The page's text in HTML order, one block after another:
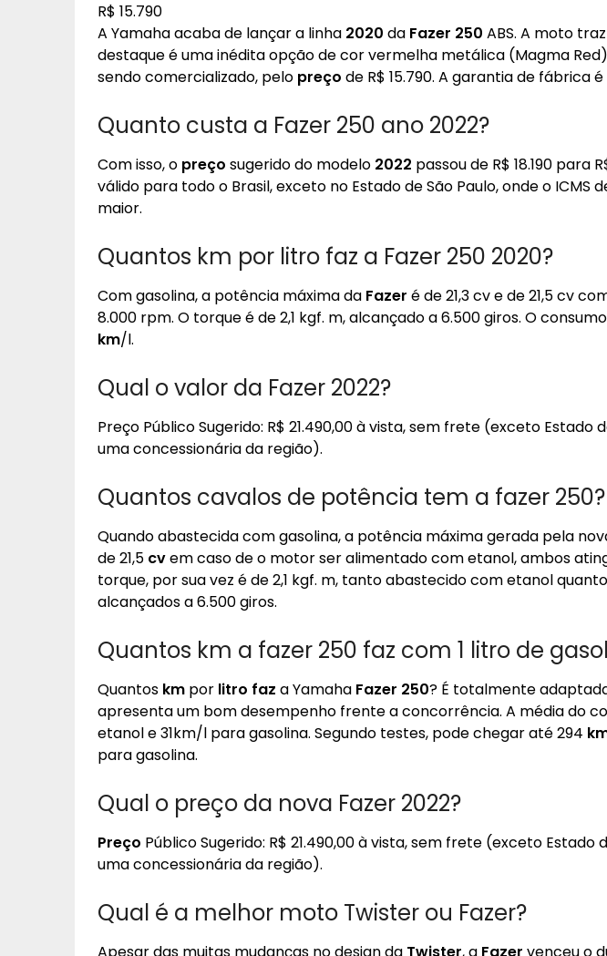
R$ 15.790
A Yamaha acaba de lançar a linha 2020 da Fazer 250 ABS. A moto
destaque é uma inédita opção de cor vermelha metálica (Magma
sendo comercializado, pelo preço de R$ 15.790. A garantia de fábrica
Quanto custa a Fazer 250 ano 2022?
Com isso, o preço sugerido do modelo 2022 passou de R$ 18.190 para
válido para todo o Brasil, exceto no Estado de São Paulo, onde o ICMS
maior.
Quantos km por litro faz a Fazer 250 2020?
Com gasolina, a potência máxima da Fazer é de 21,3 cv e de 21,5 cv
8.000 rpm. O torque é de 2,1 kgf. m, alcançado a 6.500 giros. O
km/l.
Qual o valor da Fazer 2022?
Preço Público Sugerido: R$ 21.490,00 à vista, sem frete (exceto Estado
uma concessionária da região).
Quantos cavalos de potência tem a fazer 250?
Quando abastecida com gasolina, a potência máxima gerada pela
de 21,5 cvem caso de o motor ser alimentado com etanol, ambos
torque, por sua vez é de 2,1 kgf. m, tanto abastecido com etanol
alcançados a 6.500 giros.
Quantos km a fazer 250 faz com 1 litro de
Quantos km por litro faz a Yamaha Fazer 250? É totalmente
apresenta um bom desempenho frente a concorrência. A média do
etanol e 31km/l para gasolina. Segundo testes, pode chegar até 294
para gasolina.
Qual o preço da nova Fazer 2022?
Preço Público Sugerido: R$ 21.490,00 à vista, sem frete (exceto Estado
uma concessionária da região).
Qual é a melhor moto Twister ou Fazer?